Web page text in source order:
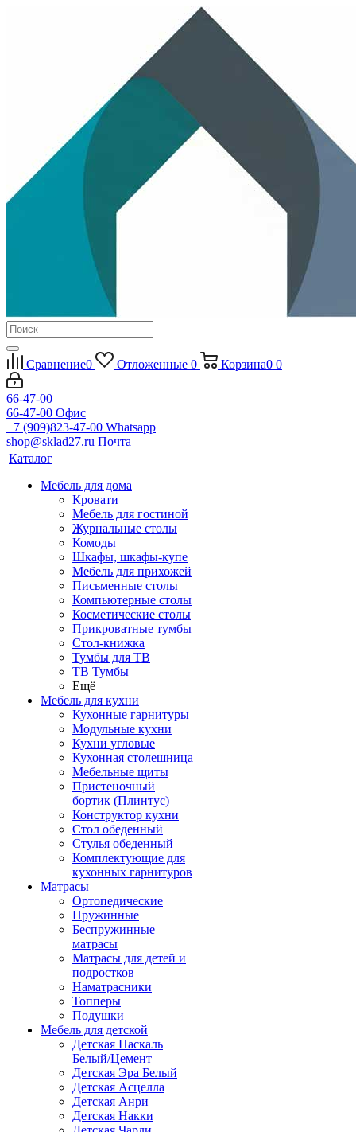
Сравнение0 Отложенные 0 Корзина0 0
66-47-00
66-47-00 Офис
+7 (909)823-47-00 Whatsapp
shop@sklad27.ru Почта
Каталог
Мебель для дома
Кровати
Мебель для гостиной
Журнальные столы
Комоды
Шкафы, шкафы-купе
Мебель для прихожей
Письменные столы
Компьютерные столы
Косметические столы
Прикроватные тумбы
Стол-книжка
Тумбы для ТВ
ТВ Тумбы
Ещё
Мебель для кухни
Кухонные гарнитуры
Модульные кухни
Кухни угловые
Кухонная столешница
Мебельные щиты
Пристеночный
бортик (Плинтус)
Конструктор кухни
Стол обеденный
Стулья обеденный
Комплектующие для
кухонных гарнитуров
Матраcы
Ортопедические
Пружинные
Беспружинные
матрасы
Матрасы для детей и
подростков
Наматрасники
Топперы
Подушки
Мебель для детской
Детская Паскаль
Белый/Цемент
Детская Эра Белый
Детская Асцелла
Детская Анри
Детская Накки